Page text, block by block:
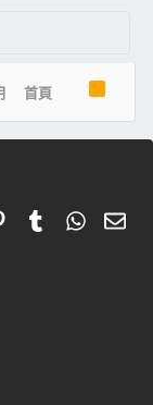
首頁
R
S
PinterestTumblr 電